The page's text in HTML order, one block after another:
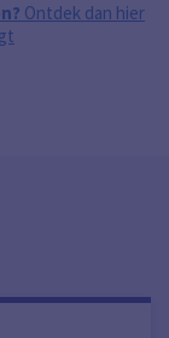
Ontdek dan hier